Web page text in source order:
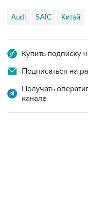
Audi SAIC Китай
Купить подписку
Подписаться на
Получать
канале